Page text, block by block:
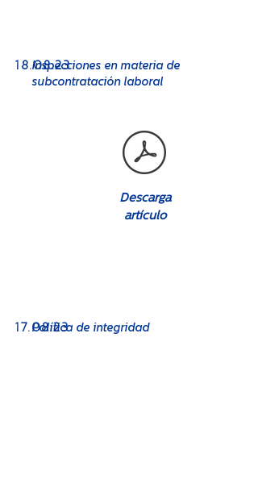
18.08.23
Inspecciones en materia de
subcontratación laboral
Descarga
artículo
17.08.23
Política de integridad